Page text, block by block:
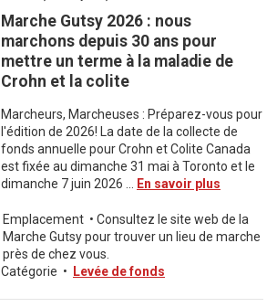
Marche Gutsy 2026 : nous
marchons depuis 30 ans pour
mettre un terme à la maladie de
Crohn et la colite
Marcheurs, Marcheuses : Préparez-vous pour
l'édition de 2026! La date de la collecte de
fonds annuelle pour Crohn et Colite Canada
est fixée au dimanche 31 mai à Toronto et le
dimanche 7 juin 2026 ...
En savoir plus
Emplacement • Consultez le site web de la
Marche Gutsy pour trouver un lieu de marche
près de chez vous.
Catégorie • Levée de fonds